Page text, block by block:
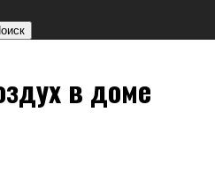
в доме